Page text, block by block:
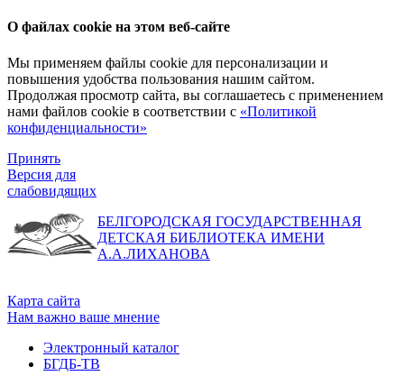
О файлах cookie на этом веб-сайте
Мы применяем файлы cookie для персонализации и
повышения удобства пользования нашим сайтом.
Продолжая просмотр сайта, вы соглашаетесь с применением
нами файлов cookie в соответствии с «Политикой
конфиденциальности»
Принять
Версия для
слабовидящих
БЕЛГОРОДСКАЯ ГОСУДАРСТВЕННАЯ
ДЕТСКАЯ БИБЛИОТЕКА ИМЕНИ
А.А.ЛИХАНОВА
Карта сайта
Нам важно ваше мнение
Электронный каталог
БГДБ-ТВ